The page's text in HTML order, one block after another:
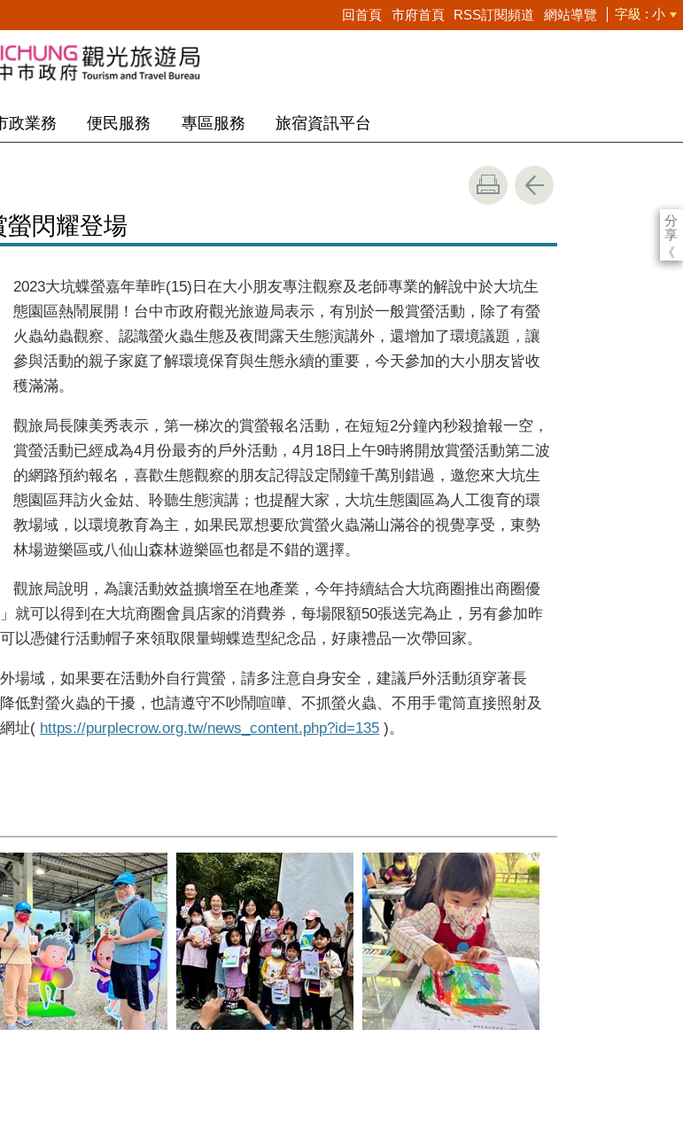
回首頁 市府首頁 RSS訂閱頻道 網站導覽 字級 小
政業務 便民服務 專區服務 旅宿資訊平台
分
享
《
閃耀登場
2023大坑蝶螢嘉年華昨(15)日在大小朋友專注觀察及老師專業的解說中於大坑生
態園區熱鬧展開！台中市政府觀光旅遊局表示，有別於一般賞螢活動，除了有螢
火蟲幼蟲觀察、認識螢火蟲生態及夜間露天生態演講外，還增加了環境議題，讓
參與活動的親子家庭了解環境保育與生態永續的重要，今天參加的大小朋友皆收
穫滿滿。
觀旅局長陳美秀表示，第一梯次的賞螢報名活動，在短短2分鐘內秒殺搶報一空，
賞螢活動已經成為4月份最夯的戶外活動，4月18日上午9時將開放賞螢活動第二波
的網路預約報名，喜歡生態觀察的朋友記得設定鬧鐘千萬別錯過，邀您來大坑生
態園區拜訪火金姑、聆聽生態演講；也提醒大家，大坑生態園區為人工復育的環
教場域，以環境教育為主，如果民眾想要欣賞螢火蟲滿山滿谷的視覺享受，東勢
林場遊樂區或八仙山森林遊樂區也都是不錯的選擇。
觀旅局說明，為讓活動效益擴增至在地產業，今年持續結合大坑商圈推出商圈優
就可以得到在大坑商圈會員店家的消費券，每場限額50張送完為止，另有參加昨
以憑健行活動帽子來領取限量蝴蝶造型紀念品，好康禮品一次帶回家。
場域，如果要在活動外自行賞螢，請多注意自身安全，建議戶外活動須穿著長
低對螢火蟲的干擾，也請遵守不吵鬧喧嘩、不抓螢火蟲、不用手電筒直接照射及
址( https://purplecrow.org.tw/news_content.php?id=135 )。